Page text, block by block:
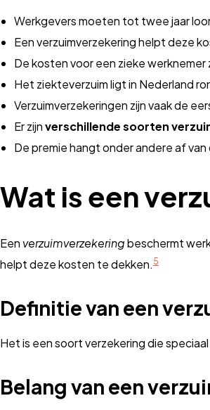
Werkgevers moeten tot twee jaar
Een verzuimverzekering helpt deze
De kosten voor een zieke
Het ziekteverzuim ligt in Nederland
Verzuimverzekeringen zijn vaak de
Er zijnverschillende soorten
De premie hangt onder andere af
Wat is een
Eenverzuimverzekeringbeschermt
helpt deze kosten te dekken. 5
Definitie van een
Het is een soort verzekering die
Belang van een